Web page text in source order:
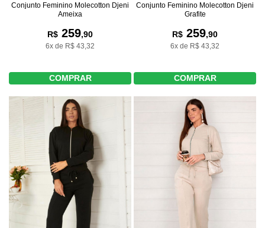
Conjunto Feminino Molecotton Djeni
Ameixa
R$ 259,90
6x de R$ 43,32
COMPRAR
Conjunto Feminino Molecotton Djeni
Grafite
R$ 259,90
6x de R$ 43,32
COMPRAR